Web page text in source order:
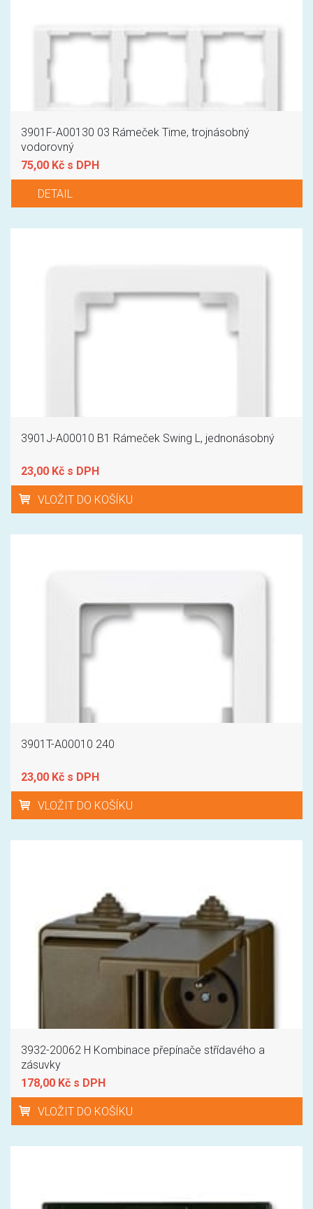
3901F-A00130 03 Rámeček Time, trojnásobný
vodorovný
75,00 Kč s DPH
DETAIL
3901J-A00010 B1 Rámeček Swing L, jednonásobný
23,00 Kč s DPH
VLOŽIT DO KOŠÍKU
3901T-A00010 240
23,00 Kč s DPH
VLOŽIT DO KOŠÍKU
3932-20062 H Kombinace přepínače střídavého a
zásuvky
178,00 Kč s DPH
VLOŽIT DO KOŠÍKU